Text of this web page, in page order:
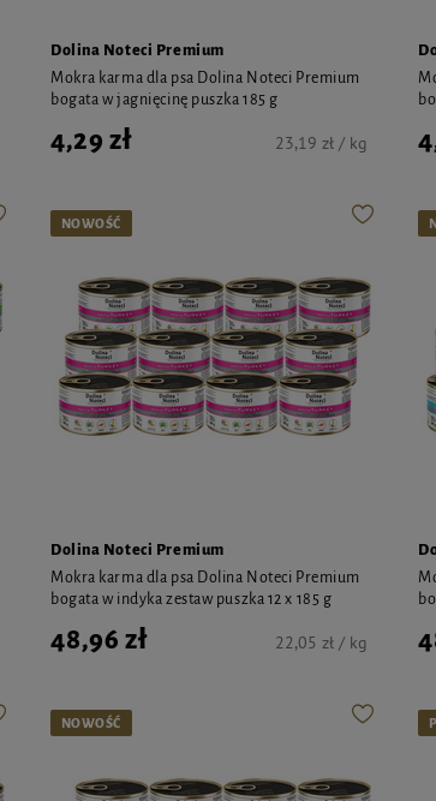
Dolina Noteci Premium
Mokra karma dla psa Dolina Noteci Premium
bogata w jagnięcinę puszka 185 g
4,29 zł 23,19 zł / kg
NOWOŚĆ
Dolina Noteci Premium
Mokra karma dla psa Dolina Noteci Premium
bogata w indyka zestaw puszka 12 x 185 g
48,96 zł 22,05 zł / kg
NOWOŚĆ